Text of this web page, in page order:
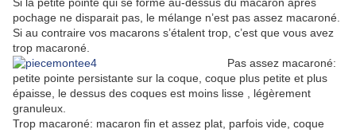
pochage ne disparait pas, le mélange n’est pas assez macaroné.
Si au contraire vos macarons s’étalent trop, c’est que vous avez
trop macaroné.
Pas assez macaroné:
petite pointe persistante sur la coque, coque plus petite et plus
épaisse, le dessus des coques est moins lisse , légèrement
granuleux.
Trop macaroné: macaron fin et assez plat, parfois vide, coque